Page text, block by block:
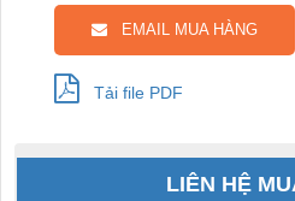
EMAIL MUA HÀNG
Tải file PDF
LIÊN HỆ